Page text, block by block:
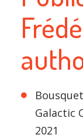
Galactic
2021